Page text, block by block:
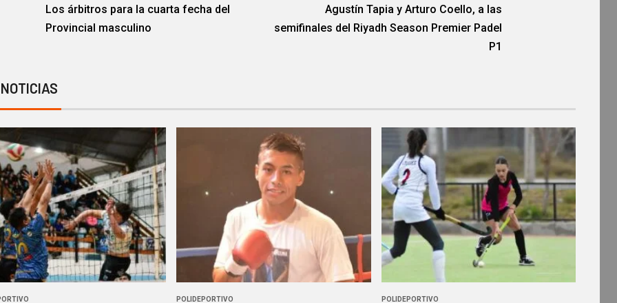
Los árbitros para la cuarta fecha del
Provincial masculino
Agustín Tapia y Arturo Coello, a las
semifinales del Riyadh Season Premier Padel
P1
POLIDEPORTIVO POLIDEPORTIVO